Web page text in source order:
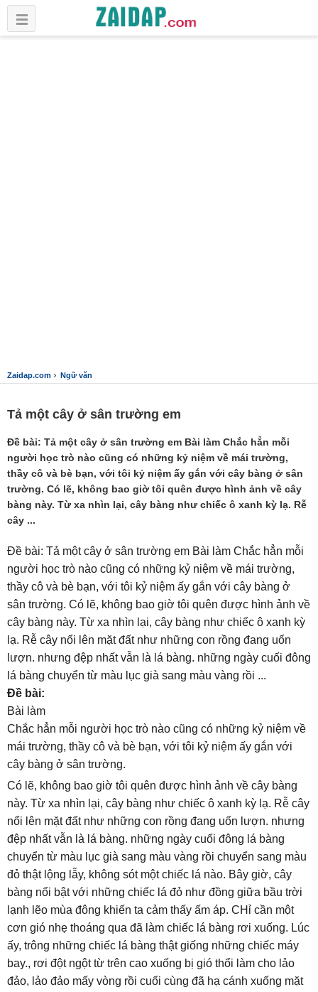
Zaidap.com › Ngữ văn
Tả một cây ở sân trường em
Đề bài: Tả một cây ở sân trường em Bài làm Chắc hẳn mỗi
người học trò nào cũng có những kỷ niệm về mái trường,
thầy cô và bè bạn, với tôi kỷ niệm ấy gắn với cây bàng ở sân
trường. Có lẽ, không bao giờ tôi quên được hình ảnh về cây
bàng này. Từ xa nhìn lại, cây bàng như chiếc ô xanh kỳ lạ. Rễ
cây ...
Đề bài: Tả một cây ở sân trường em Bài làm Chắc hẳn mỗi
người học trò nào cũng có những kỷ niệm về mái trường,
thầy cô và bè bạn, với tôi kỷ niệm ấy gắn với cây bàng ở
sân trường. Có lẽ, không bao giờ tôi quên được hình ảnh về
cây bàng này. Từ xa nhìn lại, cây bàng như chiếc ô xanh kỳ
lạ. Rễ cây nổi lên mặt đất như những con rồng đang uốn
lượn. nhưng đệp nhất vẫn là lá bàng. những ngày cuối đông
lá bàng chuyển từ màu lục già sang màu vàng rồi ...
Đề bài:
Bài làm
Chắc hẳn mỗi người học trò nào cũng có những kỷ niệm về
mái trường, thầy cô và bè bạn, với tôi kỷ niệm ấy gắn với
cây bàng ở sân trường.
Có lẽ, không bao giờ tôi quên được hình ảnh về cây bàng
này. Từ xa nhìn lại, cây bàng như chiếc ô xanh kỳ lạ. Rễ cây
nổi lên mặt đất như những con rồng đang uốn lượn. nhưng
đệp nhất vẫn là lá bàng. những ngày cuối đông lá bàng
chuyển từ màu lục già sang màu vàng rồi chuyển sang màu
đỏ thật lộng lẫy, không sót một chiếc lá nào. Bây giờ, cây
bàng nổi bật với những chiếc lá đỏ như đồng giữa bầu trời
lạnh lẽo mùa đông khiến ta cảm thấy ấm áp. CHỉ cần một
cơn gió nhẹ thoáng qua đã làm chiếc lá bàng rơi xuống. Lúc
ấy, trông những chiếc lá bàng thật giống những chiếc máy
bay., rơi đột ngột từ trên cao xuống bị gió thổi làm cho lảo
đảo, lảo đảo mấy vòng rồi cuối cùng đã hạ cánh xuống mặt